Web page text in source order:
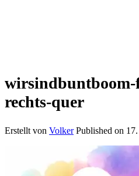
wirsindbuntboom-
rechts-quer
Erstellt von Volker Published on